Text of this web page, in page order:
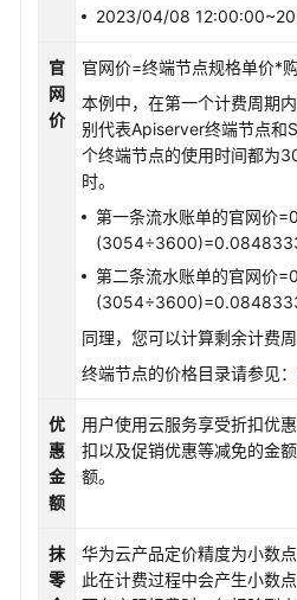
2023/04/08
官
网
价
官网价=终端节点规格单价*
本例中，在第一个计费周期
别代表Apiserver终端节点和
个终端节点的使用时间都为
时。
第一条流水账单的官网价
第二条流水账单的官网价
同理，您可以计算剩余计费
终端节点的价格目录请参见：
优
惠
金
额
用户使用云服务享受折扣优
扣以及促销优惠等减免的金
额。
抹
零
华为云产品定价精度为小数
此在计费过程中会产生小数